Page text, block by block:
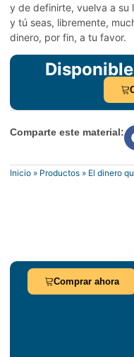
y de definirte, vuelva a su
y tú seas, libremente,
dinero, por fin, a tu favor.
Comparte este material:
Inicio » Productos » El dinero
Comprar ahora